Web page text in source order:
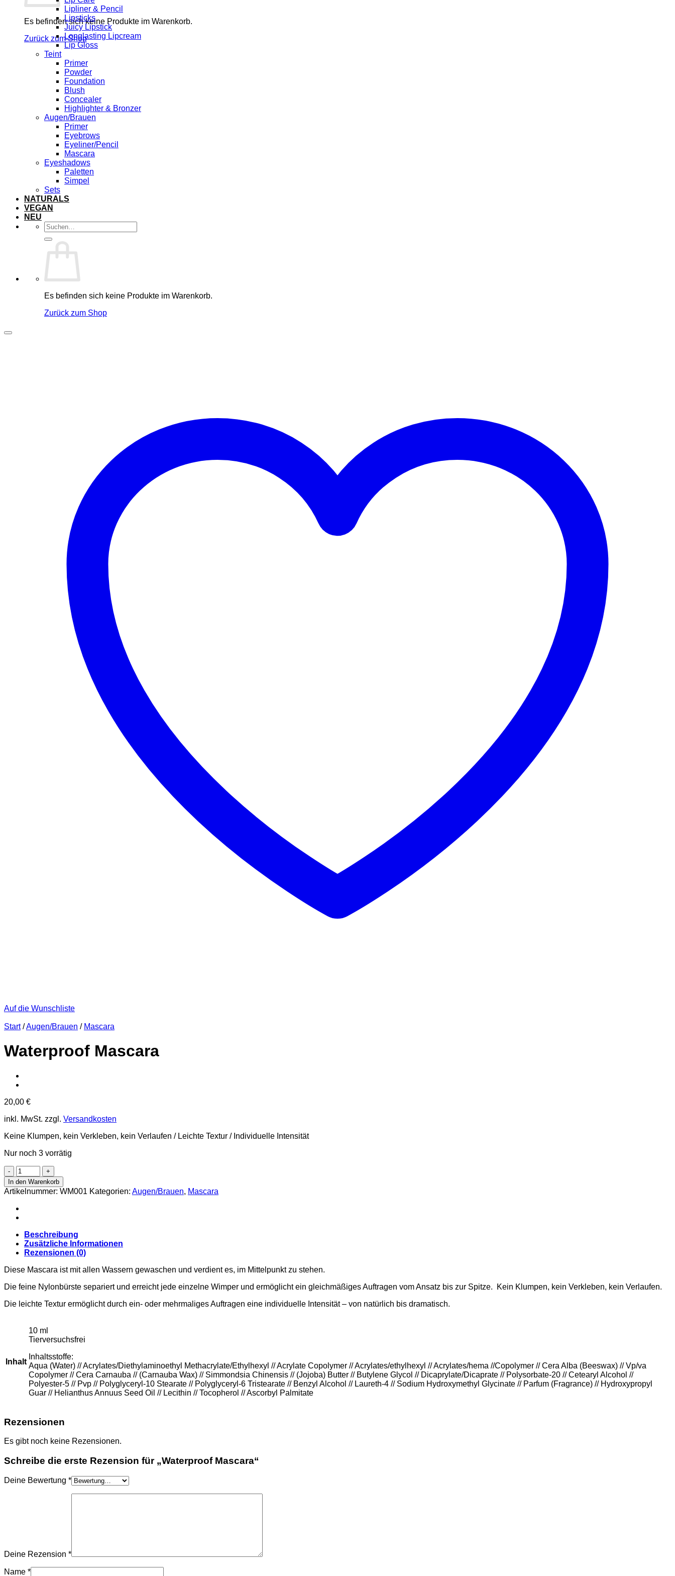
Es befinden sich keine Produkte im Warenkorb.
Zurück zum Shop
Lipliner & Pencil
Lipsticks
Juicy Lipstick
Longlasting Lipcream
Lip Gloss
Teint
Primer
Powder
Foundation
Blush
Concealer
Highlighter & Bronzer
Augen/Brauen
Primer
Eyebrows
Eyeliner/Pencil
Mascara
Eyeshadows
Paletten
Simpel
Sets
NATURALS
VEGAN
NEU
Suchen
nach:
Es befinden sich keine Produkte im Warenkorb.
Zurück zum Shop
Auf die Wunschliste
Start /Augen/Brauen / Mascara
Waterproof Mascara
20,00 €
inkl. MwSt. zzgl. Versandkosten
Keine Klumpen, kein Verkleben, kein Verlaufen / Leichte Textur / Individuelle Intensität
Nur noch 3 vorrätig
Waterproof
Mascara
Menge
In den Warenkorb
Artikelnummer: WM001 Kategorien: Augen/Brauen, Mascara
Beschreibung
Zusätzliche Informationen
Rezensionen (0)
Diese Mascara ist mit allen Wassern gewaschen und verdient es, im Mittelpunkt zu stehen.
Die feine Nylonbürste separiert und erreicht jede einzelne Wimper und ermöglicht ein gleichmäßiges Auftragen vom Ansatz bis zur Spitze. Kein Klumpen, kein Verkleben, kein Verlaufen.
Die leichte Textur ermöglicht durch ein- oder mehrmaliges Auftragen eine individuelle Intensität – von natürlich bis dramatisch.
Inhalt
10 ml
Tierversuchsfrei
Inhaltsstoffe:
Aqua (Water) // Acrylates/Diethylaminoethyl Methacrylate/Ethylhexyl // Acrylate Copolymer // Acrylates/ethylhexyl // Acrylates/hema //Copolymer // Cera Alba (Beeswax) // Vp/va
Copolymer // Cera Carnauba // (Carnauba Wax) // Simmondsia Chinensis // (Jojoba) Butter // Butylene Glycol // Dicaprylate/Dicaprate // Polysorbate-20 // Cetearyl Alcohol //
Polyester-5 // Pvp // Polyglyceryl-10 Stearate // Polyglyceryl-6 Tristearate // Benzyl Alcohol // Laureth-4 // Sodium Hydroxymethyl Glycinate // Parfum (Fragrance) // Hydroxypropyl
Guar // Helianthus Annuus Seed Oil // Lecithin // Tocopherol // Ascorbyl Palmitate
Rezensionen
Es gibt noch keine Rezensionen.
Schreibe die erste Rezension für „Waterproof Mascara“
Deine Bewertung *
Deine Rezension *
Name *